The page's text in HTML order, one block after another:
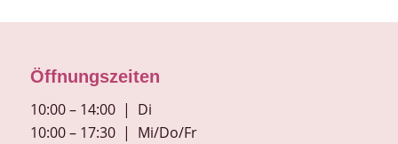
Öffnungszeiten
10:00 – 14:00 | Di
10:00 – 17:30 | Mi/Do/Fr